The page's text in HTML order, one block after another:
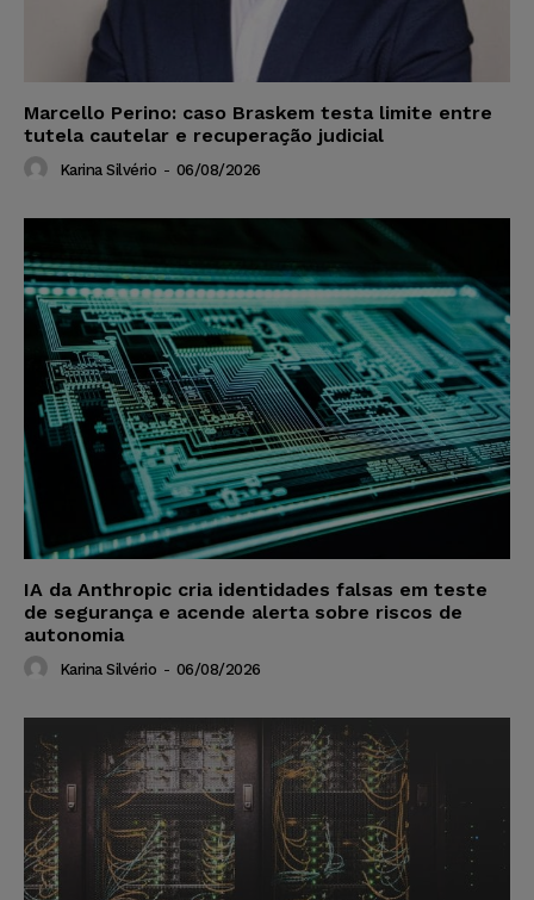
Marcello Perino: caso Braskem testa limite entre
tutela cautelar e recuperação judicial
Karina Silvério - 06/08/2026
IA da Anthropic cria identidades falsas em teste
de segurança e acende alerta sobre riscos de
autonomia
Karina Silvério - 06/08/2026